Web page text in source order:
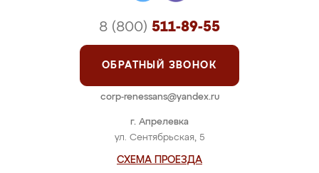
г. Апрелевка
ул. Сентябрьская, 5
СХЕМА ПРОЕЗДА
8 (800) 511-89-55
ОБРАТНЫЙ ЗВОНОК
corp-renessans@yandex.ru